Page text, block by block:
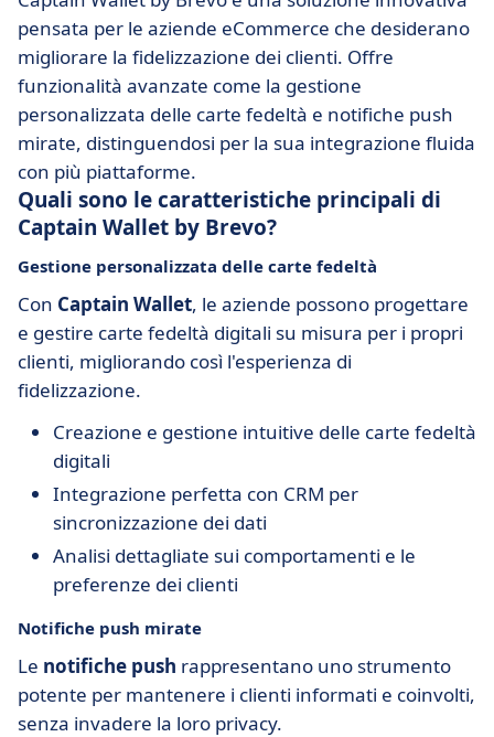
pensata per le aziende eCommerce che desiderano
migliorare la fidelizzazione dei clienti. Offre
funzionalità avanzate come la gestione
personalizzata delle carte fedeltà e notifiche push
mirate, distinguendosi per la sua integrazione fluida
con più piattaforme.
Quali sono le caratteristiche principali di
Captain Wallet by Brevo?
Gestione personalizzata delle carte fedeltà
Con Captain Wallet, le aziende possono progettare
e gestire carte fedeltà digitali su misura per i propri
clienti, migliorando così l'esperienza di
fidelizzazione.
Creazione e gestione intuitive delle carte fedeltà
digitali
Integrazione perfetta con CRM per
sincronizzazione dei dati
Analisi dettagliate sui comportamenti e le
preferenze dei clienti
Notifiche push mirate
Le notifiche push rappresentano uno strumento
potente per mantenere i clienti informati e coinvolti,
senza invadere la loro privacy.